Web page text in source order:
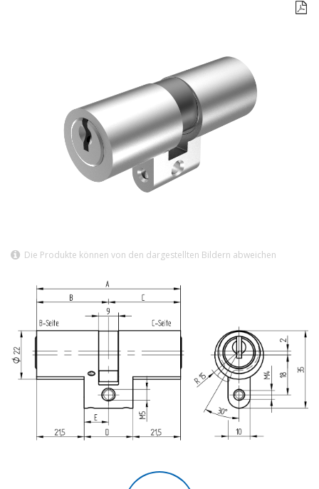

Die Produkte können von den dargestellten Bildern abweichen